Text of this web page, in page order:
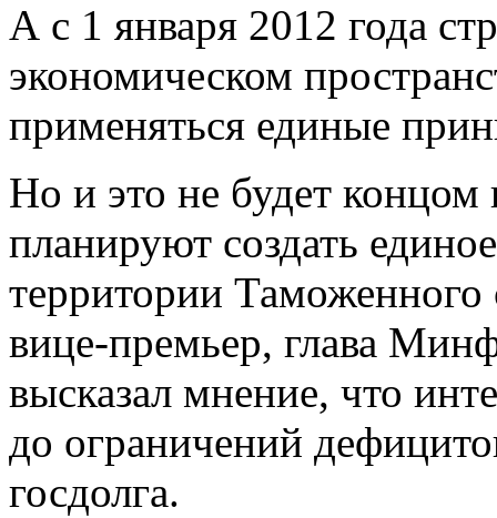
А с 1 января 2012 года
экономическом
применяться единые
Но и это не будет
планируют создать
территории
вице-премьер, глава
высказал мнение, что
до ограничений
госдолга.